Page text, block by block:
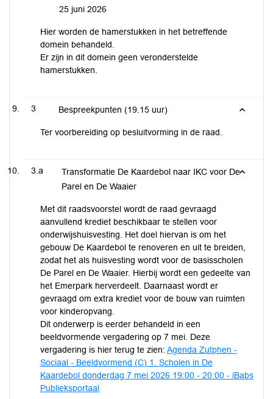
25 juni 2026
Hier worden de hamerstukken in het betreffende
domein behandeld.
Er zijn in dit domein geen veronderstelde
hamerstukken.
3 Bespreekpunten (19.15 uur)
Ter voorbereiding op besluitvorming in de raad.
3.a
Transformatie De Kaardebol naar IKC voor De
Parel en De Waaier
Met dit raadsvoorstel wordt de raad gevraagd
aanvullend krediet beschikbaar te stellen voor
onderwijshuisvesting. Het doel hiervan is om het
gebouw De Kaardebol te renoveren en uit te breiden,
zodat het als huisvesting wordt voor de basisscholen
De Parel en De Waaier. Hierbij wordt een gedeelte van
het Emerpark herverdeelt. Daarnaast wordt er
gevraagd om extra krediet voor de bouw van ruimten
voor kinderopvang.
Dit onderwerp is eerder behandeld in een
beeldvormende vergadering op 7 mei. Deze
vergadering is hier terug te zien: Agenda Zutphen -
Sociaal - Beeldvormend (C) 1. Scholen in De
Kaardebol donderdag 7 mei 2026 19:00 - 20:00 - iBabs
Publieksportaal